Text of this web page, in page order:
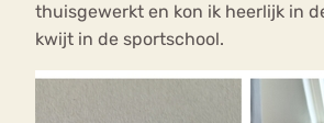
thuisgewerkt en kon ik heerlijk in
kwijt in de sportschool.